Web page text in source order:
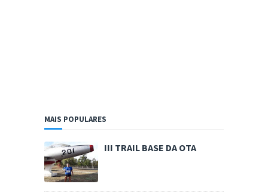
MAIS POPULARES
III TRAIL BASE DA OTA